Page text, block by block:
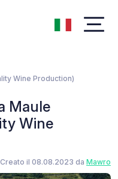
Wine Production)
Maule
Wine
Creato il 08.08.2023 da Mawro